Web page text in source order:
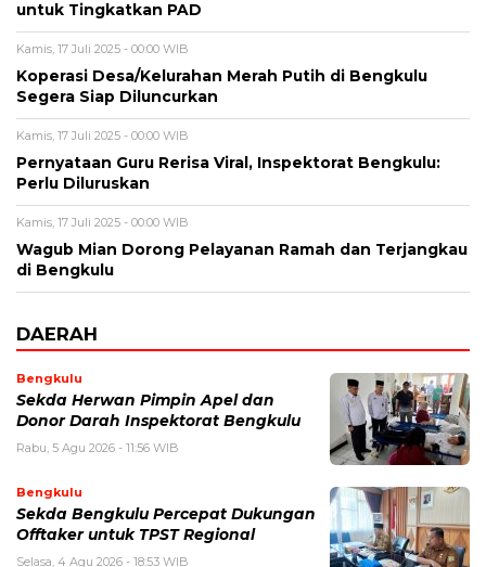
untuk Tingkatkan PAD
Kamis, 17 Juli 2025 - 00:00 WIB
Koperasi Desa/Kelurahan Merah Putih di Bengkulu
Segera Siap Diluncurkan
Kamis, 17 Juli 2025 - 00:00 WIB
Pernyataan Guru Rerisa Viral, Inspektorat Bengkulu:
Perlu Diluruskan
Kamis, 17 Juli 2025 - 00:00 WIB
Wagub Mian Dorong Pelayanan Ramah dan Terjangkau
di Bengkulu
DAERAH
Bengkulu
Sekda Herwan Pimpin Apel dan
Donor Darah Inspektorat Bengkulu
Rabu, 5 Agu 2026 - 11:56 WIB
Bengkulu
Sekda Bengkulu Percepat Dukungan
Offtaker untuk TPST Regional
Selasa, 4 Agu 2026 - 18:53 WIB